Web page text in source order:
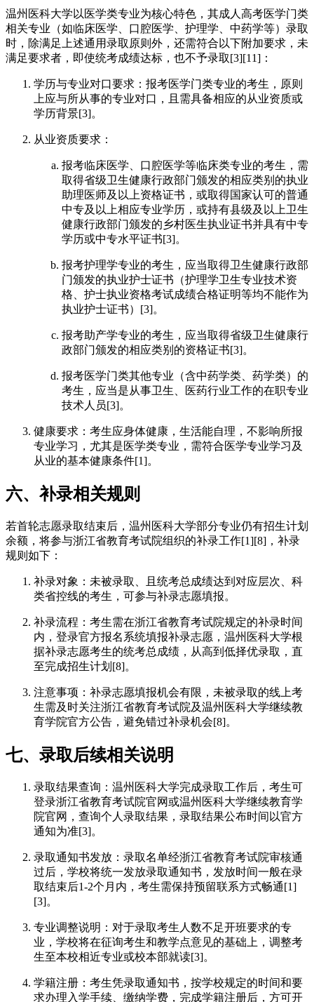
温州医科大学以医学类专业为核心特色，其成人高考医学门类
相关专业（如临床医学、口腔医学、护理学、中药学等）录取
时，除满足上述通用录取原则外，还需符合以下附加要求，未
满足要求者，即使统考成绩达标，也不予录取[3][11]：
学历与专业对口要求：报考医学门类专业的考生，原则
上应与所从事的专业对口，且需具备相应的从业资质或
学历背景[3]。
从业资质要求：
报考临床医学、口腔医学等临床类专业的考生，需
取得省级卫生健康行政部门颁发的相应类别的执业
助理医师及以上资格证书，或取得国家认可的普通
中专及以上相应专业学历，或持有县级及以上卫生
健康行政部门颁发的乡村医生执业证书并具有中专
学历或中专水平证书[3]。
报考护理学专业的考生，应当取得卫生健康行政部
门颁发的执业护士证书（护理学卫生专业技术资
格、护士执业资格考试成绩合格证明等均不能作为
执业护士证书）[3]。
报考助产学专业的考生，应当取得省级卫生健康行
政部门颁发的相应类别的资格证书[3]。
报考医学门类其他专业（含中药学类、药学类）的
考生，应当是从事卫生、医药行业工作的在职专业
技术人员[3]。
健康要求：考生应身体健康，生活能自理，不影响所报
专业学习，尤其是医学类专业，需符合医学专业学习及
从业的基本健康条件[1]。
六、补录相关规则
若首轮志愿录取结束后，温州医科大学部分专业仍有招生计划
余额，将参与浙江省教育考试院组织的补录工作[1][8]，补录
规则如下：
补录对象：未被录取、且统考总成绩达到对应层次、科
类省控线的考生，可参与补录志愿填报。
补录流程：考生需在浙江省教育考试院规定的补录时间
内，登录官方报名系统填报补录志愿，温州医科大学根
据补录志愿考生的统考总成绩，从高到低择优录取，直
至完成招生计划[8]。
注意事项：补录志愿填报机会有限，未被录取的线上考
生需及时关注浙江省教育考试院及温州医科大学继续教
育学院官方公告，避免错过补录机会[8]。
七、录取后续相关说明
录取结果查询：温州医科大学完成录取工作后，考生可
登录浙江省教育考试院官网或温州医科大学继续教育学
院官网，查询个人录取结果，录取结果公布时间以官方
通知为准[3]。
录取通知书发放：录取名单经浙江省教育考试院审核通
过后，学校将统一发放录取通知书，发放时间一般在录
取结束后1-2个月内，考生需保持预留联系方式畅通[1]
[3]。
专业调整说明：对于录取考生人数不足开班要求的专
业，学校将在征询考生和教学点意见的基础上，调整考
生至本校相近专业或校本部就读[3]。
学籍注册：考生凭录取通知书，按学校规定的时间和要
求办理入学手续、缴纳学费，完成学籍注册后，方可开